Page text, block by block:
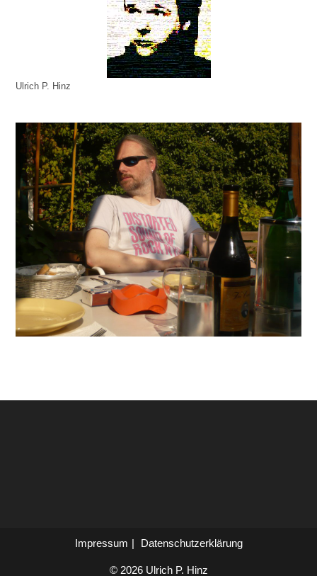
Ulrich P. Hinz
Impressum Datenschutzerklärung
© 2026 Ulrich P. Hinz